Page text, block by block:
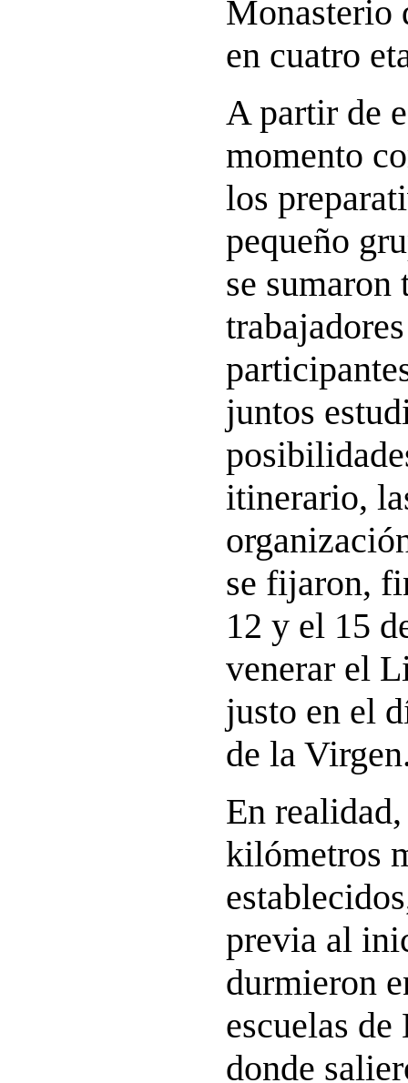
Monasterio
en cuatro
A partir de
momento
los
pequeño
se sumaron
juntos
itinerario,
se fijaron,
12 y el 15
venerar el
justo en el
de la
En
kilómetros
previa al
durmieron
escuelas
donde